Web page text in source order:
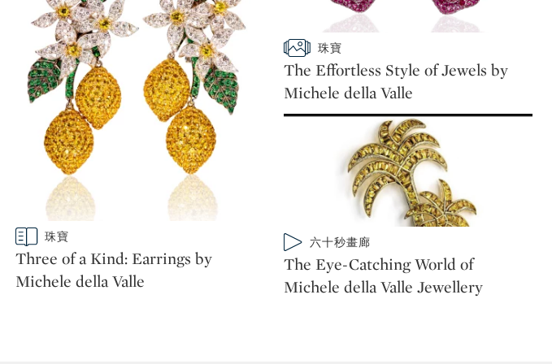
Type: story
CATEGORY:
珠寶
Three of a Kind: Earrings by
Michele della Valle
Type: slideshow
CATEGORY:
珠寶
The Effortless Style of Jewels by
Michele della Valle
Type: video
CATEGORY:六十秒畫廊
The Eye-Catching World of
Michele della Valle Jewellery